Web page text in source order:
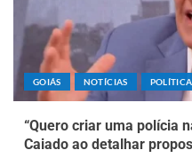
GOIÁS NOTÍCIAS POLÍTICA
“Quero criar uma polícia
Caiado ao detalhar